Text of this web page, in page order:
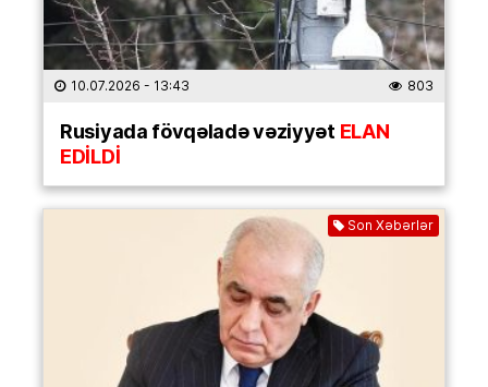
10.07.2026 - 13:43 803
Rusiyada fövqəladə vəziyyət ELAN
EDİLDİ
Son Xəbərlər